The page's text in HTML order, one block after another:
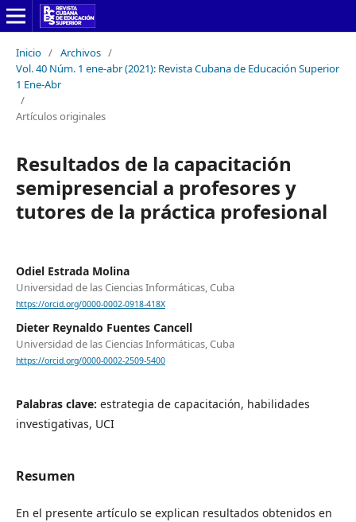
Inicio / Archivos /
Vol. 40 Núm. 1 ene-abr (2021): Revista Cubana de Educación Superior
1 Ene-Abr
/
Artículos originales
Resultados de la capacitación
semipresencial a profesores y
tutores de la práctica profesional
Odiel Estrada Molina
Universidad de las Ciencias Informáticas, Cuba
https://orcid.org/0000-0002-0918-418X
Dieter Reynaldo Fuentes Cancell
Universidad de las Ciencias Informáticas, Cuba
https://orcid.org/0000-0002-2509-5400
Palabras clave: estrategia de capacitación, habilidades
investigativas, UCI
Resumen
En el presente artículo se explican resultados obtenidos en